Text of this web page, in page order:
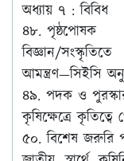
অধ্যায় ৭ : বিবিধ
৪৮. পৃষ্ঠপোষক
বিজ্ঞান/
আমন্ত্রণ—সিইসি
৪৯. পদক ও
কৃষিক্ষেত্রে
৫০. বিশেষ জরুরি